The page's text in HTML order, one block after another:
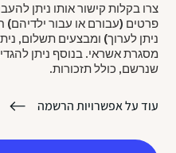
צרו בקלות קישור אותו ניתן
פרטים (עבורם או עבור ילדיהם)
ניתן לערוך) ומבצעים תשלום,
מסגרת אשראי. בנוסף ניתן
שנרשם, כולל תזכורות.
עוד על אפשרויות הרשמה